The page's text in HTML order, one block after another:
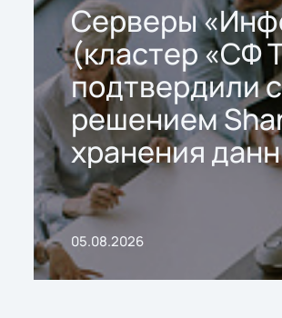
Серверы
(кластер «СФ
подтвердили
решением
хранения
05.08.2026